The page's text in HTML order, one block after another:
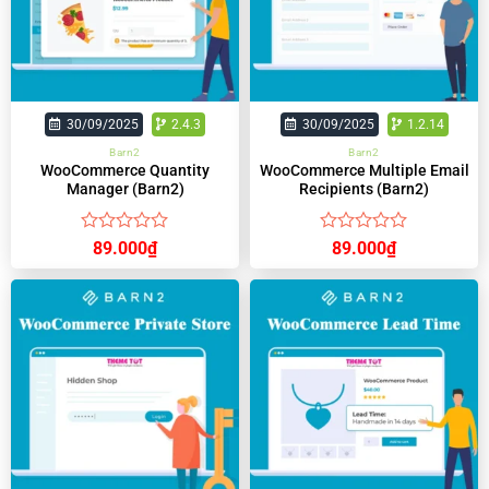
30/09/2025 2.4.3
Barn2
WooCommerce Quantity
Manager (Barn2)
Được
hạng
0
sao
89.000₫
30/09/2025 1.2.14
Barn2
WooCommerce Multiple Email
Recipients (Barn2)
Được
hạng
0
sao
89.000₫